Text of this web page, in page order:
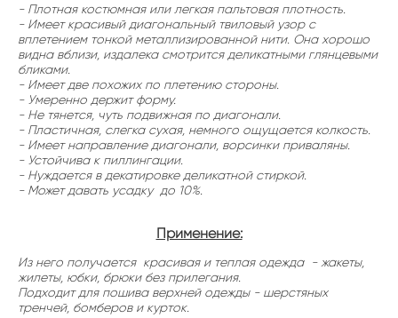
- Плотная костюмная или легкая пальтовая плотность.
- Имеет красивый диагональный твиловый узор с
вплетением тонкой металлизированной нити. Она хорошо
видна вблизи, издалека смотрится деликатными глянцевыми
бликами.
- Имеет две похожих по плетению стороны.
- Умеренно держит форму.
- Не тянется, чуть подвижная по диагонали.
- Пластичная, слегка сухая, немного ощущается колкость.
- Имеет направление диагонали, ворсинки приваляны.
- Устойчива к пиллингации.
- Нуждается в декатировке деликатной стиркой.
- Может давать усадку до 10%.
Применение:
Из него получается красивая и теплая одежда - жакеты,
жилеты, юбки, брюки без прилегания.
Подходит для пошива верхней одежды - шерстяных
тренчей, бомберов и курток.